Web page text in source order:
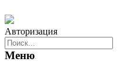
Авторизация
Меню